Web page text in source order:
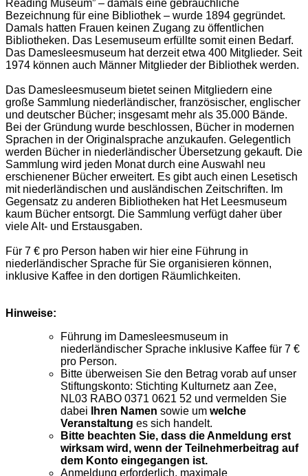
Reading Museum” – damals eine gebräuchliche
Bezeichnung für eine Bibliothek – wurde 1894 gegründet.
Damals hatten Frauen keinen Zugang zu öffentlichen
Bibliotheken. Das Lesemuseum erfüllte somit einen Bedarf.
Das Damesleesmuseum hat derzeit etwa 400 Mitglieder. Seit
1974 können auch Männer Mitglieder der Bibliothek werden.
Das Damesleesmuseum bietet seinen Mitgliedern eine
große Sammlung niederländischer, französischer, englischer
und deutscher Bücher; insgesamt mehr als 35.000 Bände.
Bei der Gründung wurde beschlossen, Bücher in modernen
Sprachen in der Originalsprache anzukaufen. Gelegentlich
werden Bücher in niederländischer Übersetzung gekauft. Die
Sammlung wird jeden Monat durch eine Auswahl neu
erschienener Bücher erweitert. Es gibt auch einen Lesetisch
mit niederländischen und ausländischen Zeitschriften. Im
Gegensatz zu anderen Bibliotheken hat Het Leesmuseum
kaum Bücher entsorgt. Die Sammlung verfügt daher über
viele Alt- und Erstausgaben.
Für 7 € pro Person haben wir hier eine Führung in
niederländischer Sprache für Sie organisieren können,
inklusive Kaffee in den dortigen Räumlichkeiten.
Hinweise:
Führung im Damesleesmuseum in
niederländischer Sprache inklusive Kaffee für 7 €
pro Person.
Bitte überweisen Sie den Betrag vorab auf unser
Stiftungskonto: Stichting Kulturnetz aan Zee,
NL03 RABO 0371 0621 52 und vermelden Sie
dabei
Ihren Namen sowie um welche
Veranstaltung es sich handelt.
Bitte beachten Sie, dass die Anmeldung erst
wirksam wird, wenn der Teilnehmerbeitrag auf
dem Konto eingegangen ist.
Anmeldung erforderlich, maximale